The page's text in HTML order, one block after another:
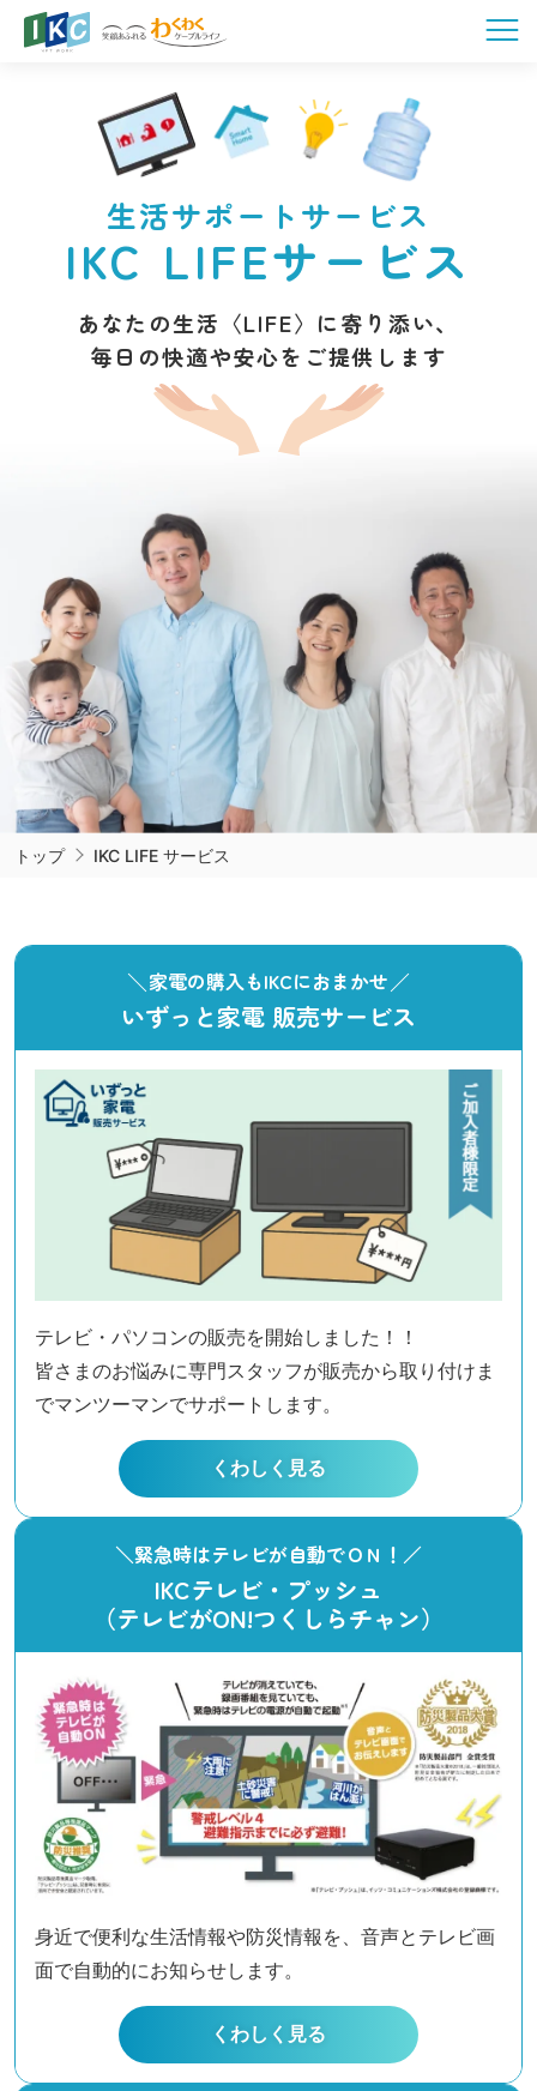
生活サポートサービス
IKC LIFEサービス
あなたの生活〈LIFE〉に寄り添い、
毎日の快適や安心をご提供します
トップ IKC LIFE サービス
家電の購入もIKCにおまかせ
いずっと家電 販売サービス
テレビ・パソコンの販売を開始しました！！
皆さまのお悩みに専門スタッフが販売から取り付けま
でマンツーマンでサポートします。
くわしく見る
＼緊急時はテレビが自動でＯＮ！／
IKCテレビ・プッシュ
（テレビがON!つくしらチャン）
身近で便利な生活情報や防災情報を、音声とテレビ画
面で自動的にお知らせします。
くわしく見る